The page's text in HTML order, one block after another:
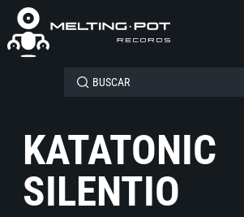
KATATONIC
SILENTIO